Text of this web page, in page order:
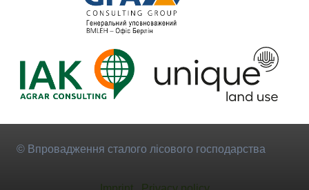
© Впровадження сталого лісового господарства